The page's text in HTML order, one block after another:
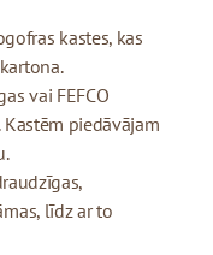
kastes, kas
vai FEFCO
piedāvājam
līdz ar to